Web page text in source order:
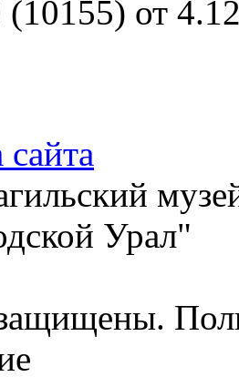
от
сайта
Урал"